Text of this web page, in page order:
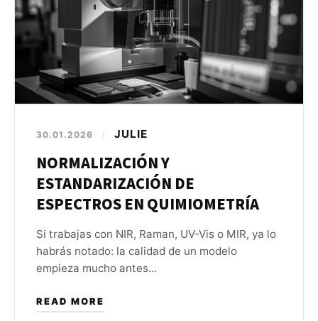
30.01.2026 / JULIE
NORMALIZACIÓN Y
ESTANDARIZACIÓN DE
ESPECTROS EN QUIMIOMETRÍA
Si trabajas con NIR, Raman, UV-Vis o MIR, ya lo
habrás notado: la calidad de un modelo
empieza mucho antes...
READ MORE